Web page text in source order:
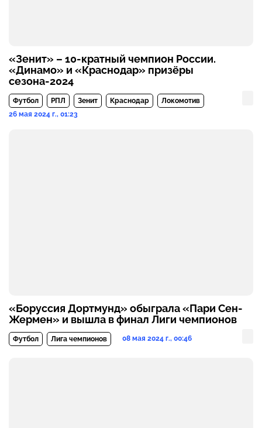
«Зенит» – 10-кратный чемпион России.
«Динамо» и «Краснодар» призёры
сезона-2024
Футбол РПЛ Зенит Краснодар
Локомотив
26 мая 2024 г., 01:23
«Боруссия Дортмунд» обыграла «Пари Сен-
Жермен» и вышла в финал Лиги чемпионов
Футбол Лига чемпионов 08 мая 2024 г., 00:46